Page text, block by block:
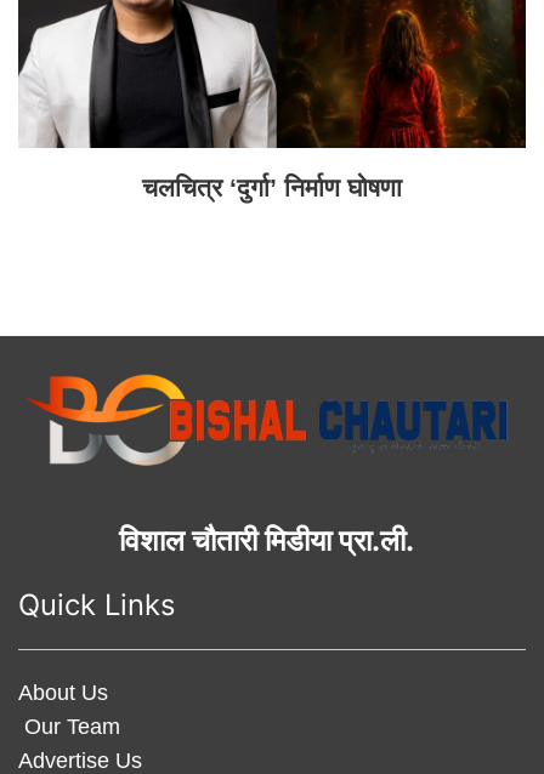
चलचित्र ‘दुर्गा’ निर्माण घोषणा
विशाल चौतारी मिडीया प्रा.ली.
Quick Links
About Us
Our Team
Advertise Us